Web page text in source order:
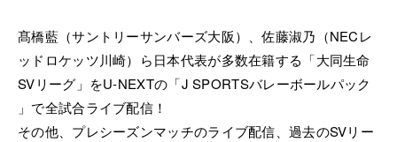
髙橋藍（サントリーサンバーズ大阪）、佐藤淑乃（NECレ
ッドロケッツ川崎）ら日本代表が多数在籍する「大同生命
SVリーグ」をU-NEXTの「J SPORTSバレーボールパック
」で全試合ライブ配信！
その他、プレシーズンマッチのライブ配信、過去のSVリー